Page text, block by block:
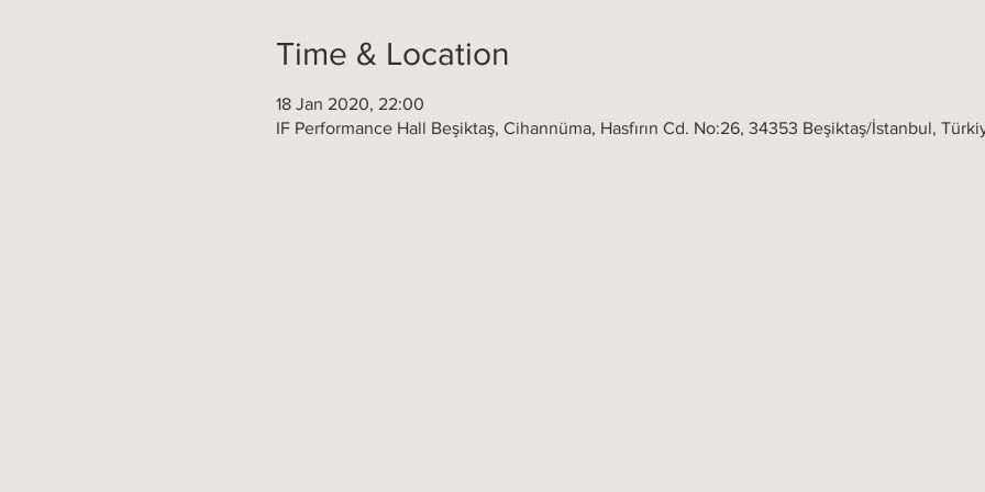
Time & Location
18 Jan 2020, 22:00
IF Performance Hall Beşiktaş, Cihannüma, Hasfırın Cd. No:26, 34353 Beşiktaş/İstanbul,